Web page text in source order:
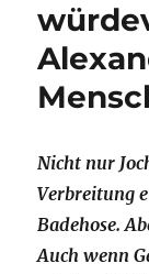
Nicht nur
Verbreitung
Badehose.
Auch wenn